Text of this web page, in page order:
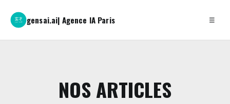
gensai.ai| Agence IA Paris ☰
NOS ARTICLES